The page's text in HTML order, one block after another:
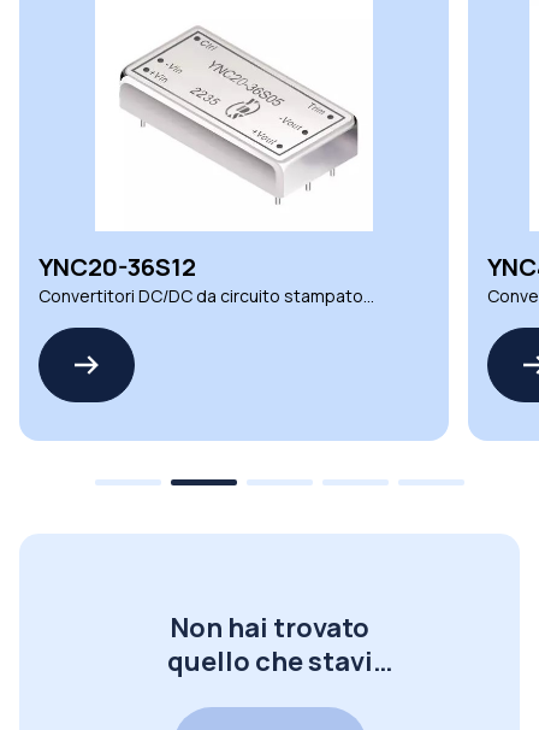
YNC20-36S12
Convertitori DC/DC da circuito stampato
Non hai trovato
quello che stavi